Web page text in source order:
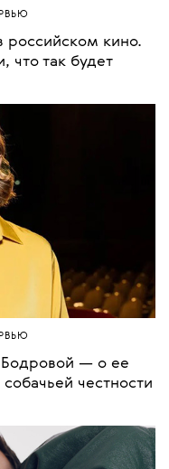
российском кино.
что так будет
— о ее
честности